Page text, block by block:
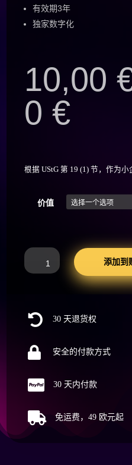
有效期3年
独家数字化
10,00
0€
根据 UStG 第 19 (1) 节，作为小
价值
Alkoholy
Gutschein
添加到
 30 天退货权
 安全的付款方式
 30 天内付款
 免运费，49 欧元起